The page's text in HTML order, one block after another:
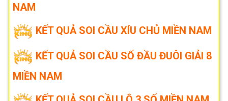
NAM
KẾT QUẢ SOI CẦU XÍU CHỦ MIỀN NAM
KẾT QUẢ SOI CẦU SỐ ĐẦU ĐUÔI GIẢI 8
MIỀN NAM